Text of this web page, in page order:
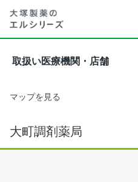
取扱い医療機関・店舗
マップを見る
大町調剤薬局